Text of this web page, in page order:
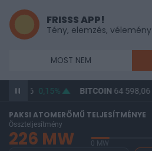
FRISSS APP!
Tény, elemzés, vélemény
MOST NEM
313,56 0,15% BITCOIN 64 598,06
PAKSI ATOMERŐMŰ TELJESÍTMÉNYE
Összteljesítmény
226 MW 0 MW